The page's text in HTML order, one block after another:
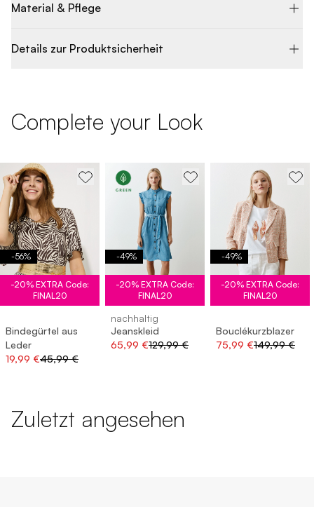
Material & Pflege
Details zur Produktsicherheit
Complete your Look
-56%
-20% EXTRA Code:
FINAL20
Bindegürtel aus
Leder
19,99 €45,99 €
-49%
-20% EXTRA Code:
FINAL20
nachhaltig
Jeanskleid
65,99 €129,99 €
-49%
-20% EXTRA Code:
FINAL20
Bouclékurzblazer
75,99 €149,99 €
Zuletzt angesehen